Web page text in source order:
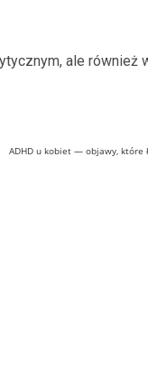
ale również
ADHD u kobiet — objawy, które